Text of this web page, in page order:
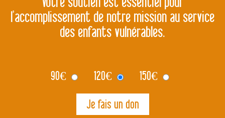
l’accomplissement de notre mission au service
des enfants vulnérables.
90€ 120€ 150€